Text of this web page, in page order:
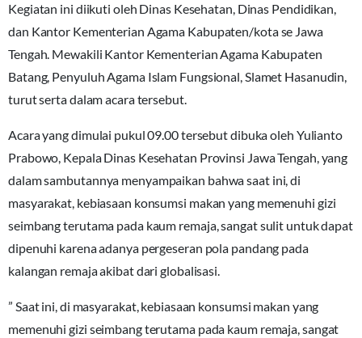
Kegiatan ini diikuti oleh Dinas Kesehatan, Dinas Pendidikan,
dan Kantor Kementerian Agama Kabupaten/kota se Jawa
Tengah. Mewakili Kantor Kementerian Agama Kabupaten
Batang, Penyuluh Agama Islam Fungsional, Slamet Hasanudin,
turut serta dalam acara tersebut.
Acara yang dimulai pukul 09.00 tersebut dibuka oleh Yulianto
Prabowo, Kepala Dinas Kesehatan Provinsi Jawa Tengah, yang
dalam sambutannya menyampaikan bahwa saat ini, di
masyarakat, kebiasaan konsumsi makan yang memenuhi gizi
seimbang terutama pada kaum remaja, sangat sulit untuk dapat
dipenuhi karena adanya pergeseran pola pandang pada
kalangan remaja akibat dari globalisasi.
” Saat ini, di masyarakat, kebiasaan konsumsi makan yang
memenuhi gizi seimbang terutama pada kaum remaja, sangat